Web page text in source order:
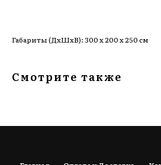
Габариты (ДхШхВ): 300 х 200 х 250 см
Смотрите также